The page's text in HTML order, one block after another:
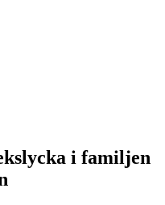
i familjen